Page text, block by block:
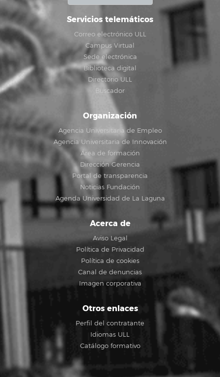
Servicios telemáticos
Correo electrónico ULL
Campus Virtual
Sede electrónica
Biblioteca digital
Directorio ULL
Buscador
Organización
Agencia Universitaria de Empleo
Agencia Universitaria de Innovación
Área de formación
Dirección Gerencia
Portal de transparencia
Noticias Fundación
Agenda Universidad de La Laguna
Acerca de
Aviso Legal
Política de Privacidad
Política de cookies
Canal de denuncias
Imagen corporativa
Otros enlaces
Perfil del contratante
Idiomas ULL
Catálogo formativo